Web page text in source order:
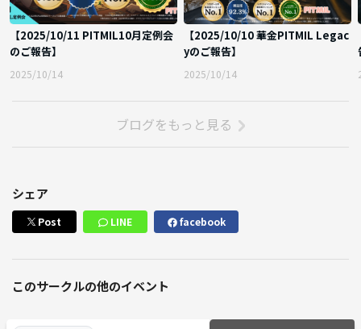
②平成生まれの人
（今回は年齢層を平成にします、今後昭和生まれ限定マダミス会も実施
しますのでその際にぜひご参加ください）
（ゲームだとしても人を厳しく問い詰めるのはNGです）
④初対面の出会いを大切にできる人
（初対面の人とのコミュニケーションがわからない方はちょっと向いて
いないです。初対面人を利用して目立とうとして馴れ馴れしいいじり笑
■チケット価格：
VIP割・早割り有
7~9名（このメンバーで遊ぶ作品を決定します）
全員で同じ作品を遊びます（大人のマダミス会NEOとは違います）
男女比に関しては大人のミステリークラブは女性の皆様から熱い支持を
【2025/10/11 PITMIL10月定例会
のご報告】
2025/10/14
【2025/10/10 華金PITMIL Legac
yのご報告】
2025/10/14
ブログをもっと見る
シェア
Post LINE facebook
このサークルの他のイベント